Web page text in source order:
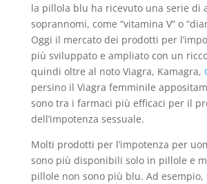
la pillola blu ha ricevuto una serie di
soprannomi, come “vitamina V” o
Oggi il mercato dei prodotti per
più sviluppato e ampliato con un
quindi oltre al noto Viagra, Kamagra,
persino il Viagra femminile
sono tra i farmaci più efficaci per il
dell’impotenza sessuale.
Molti prodotti per l’impotenza per
sono più disponibili solo in pillole e
pillole non sono più blu. Ad esempio,